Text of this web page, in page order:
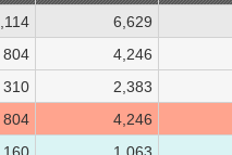
6,629
804
4,246
310
2,383
804
4,246